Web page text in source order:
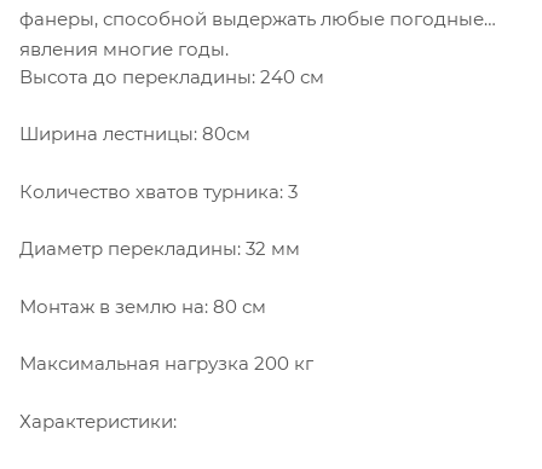
фанеры, способной выдержать любые погодные
явления многие годы.
Высота до перекладины: 240 см
Ширина лестницы: 80см
Количество хватов турника: 3
Диаметр перекладины: 32 мм
Монтаж в землю на: 80 см
Максимальная нагрузка 200 кг
Характеристики: